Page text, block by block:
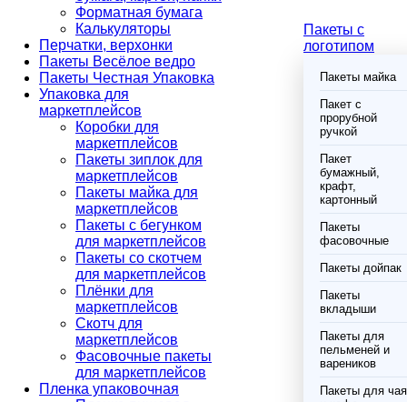
Форматная бумага
Калькуляторы
Перчатки, верхонки
Пакеты Весёлое ведро
Пакеты Честная Упаковка
Упаковка для
маркетплейсов
Коробки для
маркетплейсов
Пакеты зиплок для
маркетплейсов
Пакеты майка для
маркетплейсов
Пакеты с бегунком
для маркетплейсов
Пакеты со скотчем
для маркетплейсов
Плёнки для
маркетплейсов
Скотч для
маркетплейсов
Фасовочные пакеты
для маркетплейсов
Пленка упаковочная
Пакеты с
логотипом
Пакеты майка
Пакет с
прорубной
ручкой
Пакет
бумажный,
крафт,
картонный
Пакеты
фасовочные
Пакеты дойпак
Пакеты
вкладыши
Пакеты для
пельменей и
вареников
Пакеты для чая